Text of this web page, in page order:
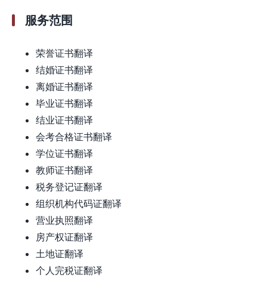
服务范围
荣誉证书翻译
结婚证书翻译
离婚证书翻译
毕业证书翻译
结业证书翻译
会考合格证书翻译
学位证书翻译
教师证书翻译
税务登记证翻译
组织机构代码证翻译
营业执照翻译
房产权证翻译
土地证翻译
个人完税证翻译